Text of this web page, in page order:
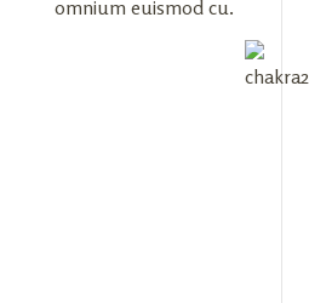
omnium euismod cu.